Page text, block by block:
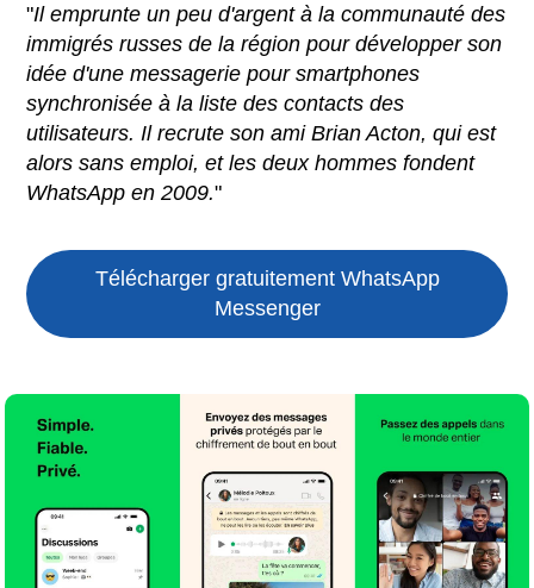
"Il emprunte un peu d'argent à la communauté des
immigrés russes de la région pour développer son
idée d'une messagerie pour smartphones
synchronisée à la liste des contacts des
utilisateurs. Il recrute son ami Brian Acton, qui est
alors sans emploi, et les deux hommes fondent
WhatsApp en 2009."
Télécharger gratuitement WhatsApp
Messenger